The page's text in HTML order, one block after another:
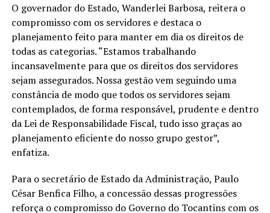
O governador do Estado, Wanderlei Barbosa, reitera o
compromisso com os servidores e destaca o
planejamento feito para manter em dia os direitos de
todas as categorias. “Estamos trabalhando
incansavelmente para que os direitos dos servidores
sejam assegurados. Nossa gestão vem seguindo uma
constância de modo que todos os servidores sejam
contemplados, de forma responsável, prudente e dentro
da Lei de Responsabilidade Fiscal, tudo isso graças ao
planejamento eficiente do nosso grupo gestor”,
enfatiza.
Para o secretário de Estado da Administração, Paulo
César Benfica Filho, a concessão dessas progressões
reforça o compromisso do Governo do Tocantins com os